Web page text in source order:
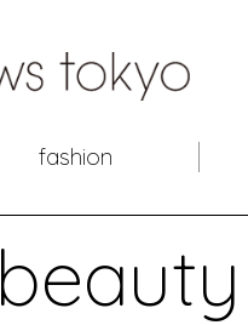
fashion
beauty